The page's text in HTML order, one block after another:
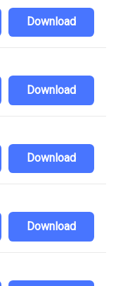
Download
Download
Download
Download